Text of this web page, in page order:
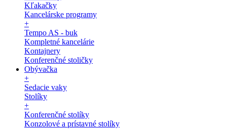
Kľakačky
Kancelárske programy
+
Tempo AS - buk
Kompletné kancelárie
Kontajnery
Konferenčné stoličky
Obývačka
+
Sedacie vaky
Stolíky
+
Konferenčné stolíky
Konzolové a prístavné stolíky